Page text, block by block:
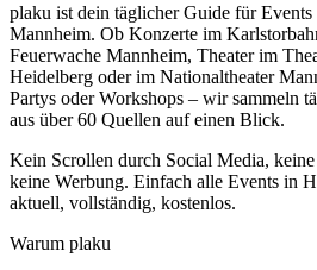
plaku ist dein täglicher Guide für
Mannheim. Ob Konzerte im
Feuerwache Mannheim, Theater im
Heidelberg oder im Nationaltheater
Partys oder Workshops – wir sammeln
aus über 60 Quellen auf einen Blick.
Kein Scrollen durch Social Media, keine
keine Werbung. Einfach alle Events in
aktuell, vollständig, kostenlos.
Warum plaku